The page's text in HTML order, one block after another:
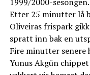
1999/2000-sesongen.
Etter 25 minutter lå
Oliveiras frispark
spratt inn bak en
Fire minutter senere
Yunus Akgün